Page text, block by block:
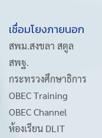
เชื่อมโยงภายนอก
สพม.สงขลา สตูล
สพฐ.
กระทรวงศึกษาธิการ
OBEC Training
OBEC Channel
ห้องเรียน DLIT